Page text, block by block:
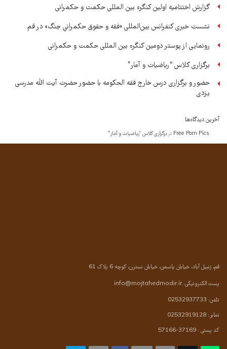
گزارش اختتامیه اولین کنگره بین المللی حکمت و حکمرانی
نشست خبری کنفرانس بین‌المللی «فقه و حقوق حکمرانیِ جنگ» در قم
رونمایی از پوستر دومین کنگره بین المللی حکمت و حکمرانی
برگزاری کلاس “ریاضیات و آمار”
حضور و برگزاری درس خارج فقه الحکومه با حضور حضرت آیت الله مدرسی
یزدی
آخرین دیدگاه‌ها
Free Porn Pics در برگزاری کلاس “ریاضیات و آمار”
قم، زنبیل آباد، خیابان یاسمن، خیابان نسترن، کوچه 6 پلاک 61
پست الکترونیکی:info@mojtahedmodir.ir
تلفن: 02532937733
نمابر: 02532919128
کد پستی : 37169-57166